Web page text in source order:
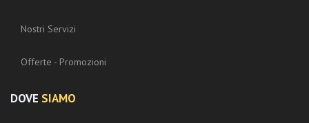
Nostri Servizi
Offerte - Promozioni
DOVE SIAMO